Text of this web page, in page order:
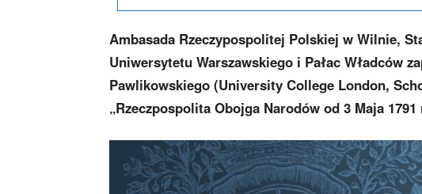
Ambasada Rzeczypospolitej Polskiej w Wilnie,
Uniwersytetu Warszawskiego i Pałac Władców
Pawlikowskiego (University College London,
„Rzeczpospolita Obojga Narodów od 3 Maja